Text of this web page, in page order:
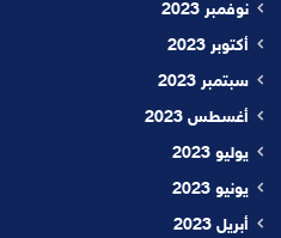
نوفمبر 2023
أكتوبر 2023
سبتمبر 2023
أغسطس 2023
يوليو 2023
يونيو 2023
أبريل 2023